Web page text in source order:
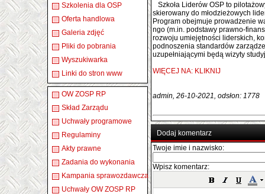
Szkolenia dla OSP
Oferta handlowa
Galeria zdjęć
Pliki do pobrania
Wyszukiwarka
Linki do stron www
OW ZOSP RP
Skład Zarządu
Uchwały programowe
Regulaminy
Akty prawne
Zadania do wykonania
Kampania sprawozdawcza
Uchwały OW ZOSP RP
Szkoła Liderów OSP to
skierowany do młodzieżowych
Program obejmuje prowadzenie
ngo (m.in. podstawy prawno-
rozwoju umiejętności liderskich,
podnoszenia standardów
uzupełniającymi będą wizyty
WIĘCEJ NA: KLIKNIJ
admin, 26-10-2021, odsłon: 1778
Dodaj komentarz
Twoje imie i nazwisko:
Wpisz komentarz: